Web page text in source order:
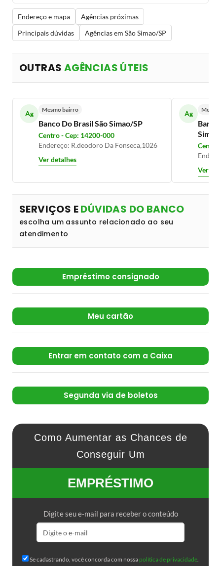
Endereço e mapa
Agências próximas
Principais dúvidas
Agências em São Simao/SP
OUTRAS AGÊNCIAS ÚTEIS
Ag Mesmo bairro
Banco Do Brasil São Simao/SP
Centro - Cep: 14200-000
Endereço: R.deodoro Da Fonseca,1026
Ver detalhes
Ag
Centro
Ver
SERVIÇOS EDÚVIDAS DO BANCO
escolha um assunto relacionado ao seu
atendimento
Empréstimo consignado
Meu cartão
Entrar em contato com a Caixa
Segunda via de boletos
Como Aumentar as Chances de
Conseguir Um
EMPRÉSTIMO
Digite seu e-mail para receber o conteúdo
Se cadastrando, você concorda com nossa política de privacidade.